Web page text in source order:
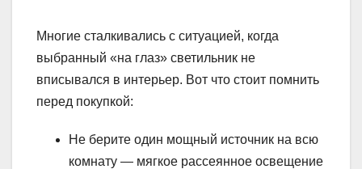
Многие сталкивались с ситуацией, когда
выбранный «на глаз» светильник не
вписывался в интерьер. Вот что стоит помнить
перед покупкой:
Не берите один мощный источник на всю
комнату — мягкое рассеянное освещение